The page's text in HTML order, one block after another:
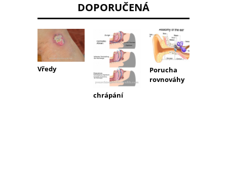
DOPORUČENÁ
Vředy
chrápání
Porucha
rovnováhy